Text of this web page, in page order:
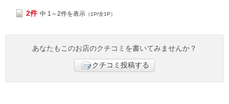
2件 中 1～2件を表示 （1P/全1P）
あなたもこのお店のクチコミを書いてみませんか？
クチコミ投稿する